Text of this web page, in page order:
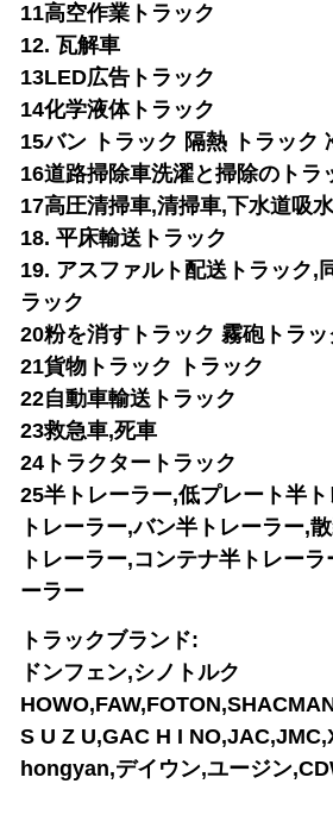
11高空作業トラック
12. 瓦解車
13LED広告トラック
14化学液体トラック
15バン トラック 隔熱 トラック
16道路掃除車洗濯と掃除のトラ
17高圧清掃車,清掃車,下水道吸
18. 平床輸送トラック
19. アスファルト配送トラック,
ラック
20粉を消すトラック 霧砲トラッ
21貨物トラック トラック
22自動車輸送トラック
23救急車,死車
24トラクタートラック
25半トレーラー,低プレート半
トレーラー,バン半トレーラー,
トレーラー,コンテナ半トレー
ーラー
トラックブランド:
ドンフェン,シノトルク
S U Z U,GAC H I
hongyan,デイウン,ユージン